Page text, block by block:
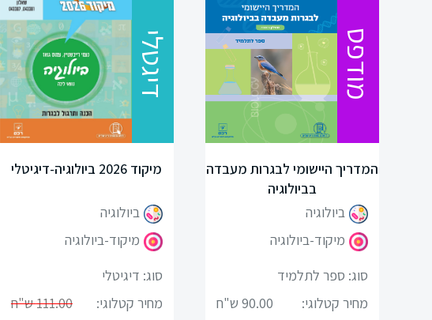
כניסה
הרשמה
הקטגוריות
שלנו
מיקודים
לשון
מדעים
ערבית
דיגטלי
מיקוד 2026 ביולוגיה-דיגיטלי
ביולוגיה
מיקוד-ביולוגיה
סוג: דיגיטלי
מחיר קטלוגי:
111.00 ש"ח
מודפס
המדריך היישומי לבגרות מעבדה
בביולוגיה
ביולוגיה
מיקוד-ביולוגיה
סוג: ספר לתלמיד
מחיר קטלוגי:
90.00 ש"ח